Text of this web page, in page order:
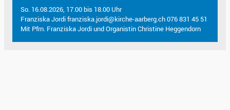
So. 16.08.2026, 17.00 bis 18.00 Uhr
Franziska Jordi franziska.jordi@kirche-aarberg.ch 076 831 45 51
Mit Pfrn. Franziska Jordi und Organistin Christine Heggendorn